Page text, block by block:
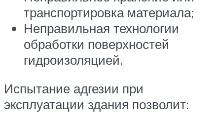
транспортировка материала;
Неправильная технологии
обработки поверхностей
гидроизоляцией.
Испытание адгезии при
эксплуатации здания позволит: